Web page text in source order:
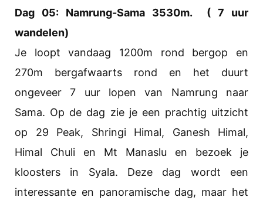
Dag 05: Namrung-Sama 3530m. ( 7 uur
wandelen)
Je loopt vandaag 1200m rond bergop en
270m bergafwaarts rond en het duurt
ongeveer 7 uur lopen van Namrung naar
Sama. Op de dag zie je een prachtig uitzicht
op 29 Peak, Shringi Himal, Ganesh Himal,
Himal Chuli en Mt Manaslu en bezoek je
kloosters in Syala. Deze dag wordt een
interessante en panoramische dag, maar het